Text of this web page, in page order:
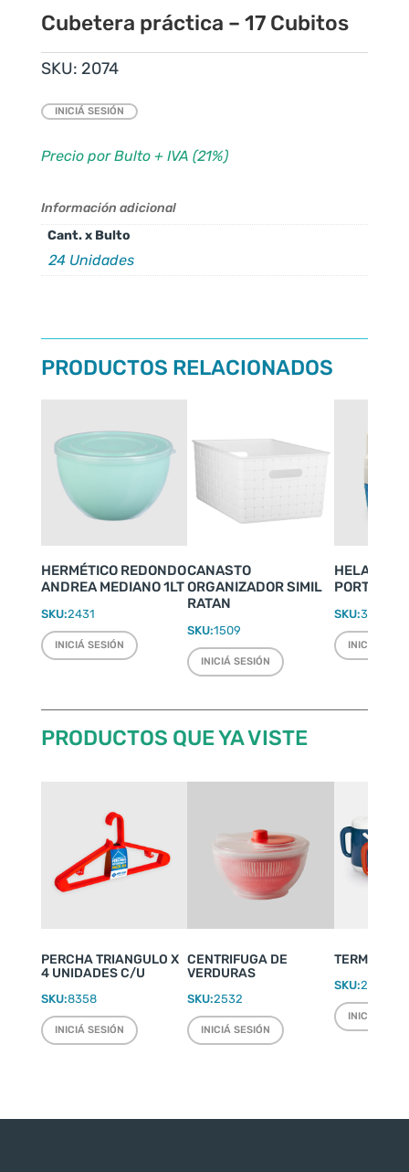
Cubetera práctica – 17 Cubitos
SKU: 2074
INICIÁ SESIÓN
Precio por Bulto + IVA (21%)
Información adicional
Cant. x Bulto
24 Unidades
PRODUCTOS RELACIONADOS
HERMÉTICO REDONDO
ANDREA MEDIANO 1LT
SKU:2431
INICIÁ SESIÓN
CANASTO
ORGANIZADOR SIMIL
RATAN
SKU:1509
INICIÁ SESIÓN
PORTÁTIL
SKU:3500
INICIÁ
PRODUCTOS QUE YA VISTE
PERCHA TRIANGULO X
4 UNIDADES C/U
SKU:8358
INICIÁ SESIÓN
CENTRIFUGA DE
VERDURAS
SKU:2532
INICIÁ SESIÓN
TERMO
SKU:2220
INICIÁ